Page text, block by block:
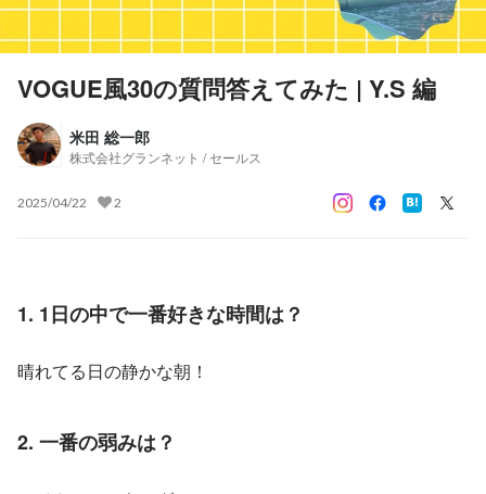
VOGUE風30の質問答えてみた | Y.S 編
米田 総一郎
株式会社グランネット / セールス
2025/04/22 2
1. 1日の中で一番好きな時間は？
晴れてる日の静かな朝！
2. 一番の弱みは？